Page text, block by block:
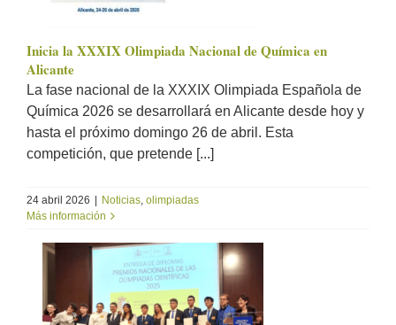
Inicia la XXXIX Olimpiada Nacional de Química en
Alicante
La fase nacional de la XXXIX Olimpiada Española de
Química 2026 se desarrollará en Alicante desde hoy y
hasta el próximo domingo 26 de abril. Esta
competición, que pretende [...]
24 abril 2026 Noticias, olimpiadas
Más información